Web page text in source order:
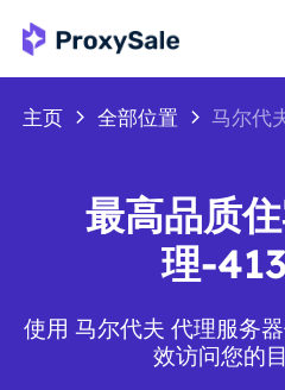
主页 全部位置 马尔代
最高品质
理-
使用 马尔代夫 代理服务
效访问您的